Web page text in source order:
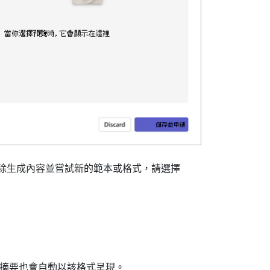
成內容並嘗試新的範本或格式，請選擇
要也會自動以該格式呈現。